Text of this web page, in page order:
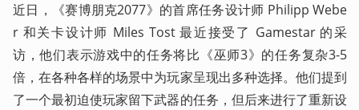
近日，《赛博朋克2077》的首席任务设计师 Philipp Webe
r 和关卡设计师 Miles Tost 最近接受了 Gamestar 的采
访，他们表示游戏中的任务将比《巫师3》的任务复杂3-5
倍，在各种各样的场景中为玩家呈现出多种选择。他们提到
了一个最初迫使玩家留下武器的任务，但后来进行了重新设